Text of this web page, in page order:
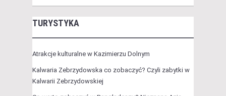
TURYSTYKA
Atrakcje kulturalne w Kazimierzu Dolnym
Kalwaria Zebrzydowska co zobaczyć? Czyli zabytki w
Kalwarii Zebrzydowskiej